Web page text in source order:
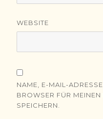
WEBSITE
NAME, E-MAIL-
BROWSER FÜR
SPEICHERN.